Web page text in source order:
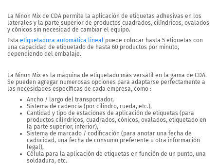
La Ninon Mix de CDA permite la aplicación de etiquetas adhesivas en los
laterales y la parte superior de productos cuadrados, cilíndricos, ovalados
y cónicos sin necesidad de cambiar el equipo.
Esta etiquetadora automática lineal puede colocar hasta 5 etiquetas con
una capacidad de etiquetado de hasta 60 productos por minuto,
dependiendo del embalaje.
La Ninon Mix es la máquina de etiquetado más versátil en la gama de CDA.
Se pueden agregar numerosas opciones para adaptarse perfectamente a
las necesidades específicas de cada empresa, como :
Ancho / largo del transportador,
Sistema de cadencia (por cilindro, rueda, etc.),
Cantidad y tipo de estaciones de aplicación de etiquetas (para
productos cilíndricos, cuadrados, cónicos, ovalados, etiquetado en
la parte superior, inferior),
Sistema de marcado / codificación (para anotar una fecha de
caducidad, una fecha de consumo preferente u otra información
legal),
Célula para la aplicación de etiquetas en función de un punto, una
soldadura, etc.